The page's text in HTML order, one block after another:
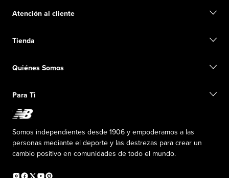
Atención al cliente
Iniciar una devolución
Conviértete en miembro
Tienda
Tarjetas de regalo
Exclusiones de ventas
Reconsidered
Quiénes Somos
Liderazgo responsable
Fundación New Balance
Carreras
La PISTA en New Balance
Sala de prensa
Información sobre el plan médico
Para Ti
Descuentos especiales
Programa de afiliados
Productos falsificados
Declaración de accesibilidad
Somos independientes desde 1906 y empoderamos a las
personas mediante el deporte y las destrezas para crear un
cambio positivo en comunidades de todo el mundo.